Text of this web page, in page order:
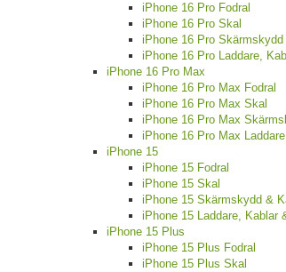
iPhone 16 Pro Fodral
iPhone 16 Pro Skal
iPhone 16 Pro
iPhone 16 Pro Laddare,
iPhone 16 Pro Max
iPhone 16 Pro Max Fodral
iPhone 16 Pro Max Skal
iPhone 16 Pro Max
iPhone 16 Pro Max
iPhone 15
iPhone 15 Fodral
iPhone 15 Skal
iPhone 15 Skärmskydd &
iPhone 15 Laddare, Kablar
iPhone 15 Plus
iPhone 15 Plus Fodral
iPhone 15 Plus Skal